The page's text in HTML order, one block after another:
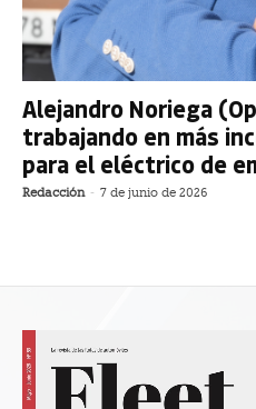
Alejandro Noriega
trabajando en más
para el eléctrico de
Redacción - 7 de junio de 2026